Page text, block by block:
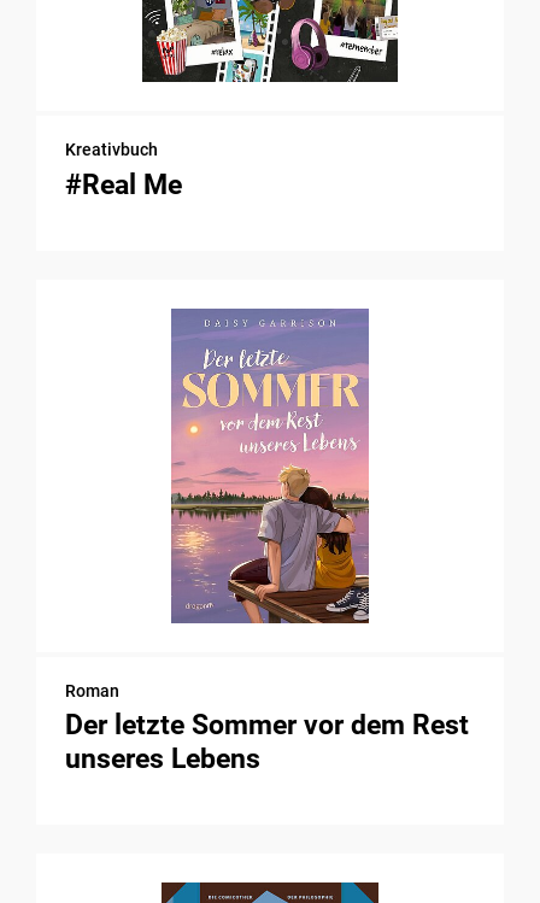
Kreativbuch
#Real Me
Roman
Der letzte Sommer vor dem Rest
unseres Lebens